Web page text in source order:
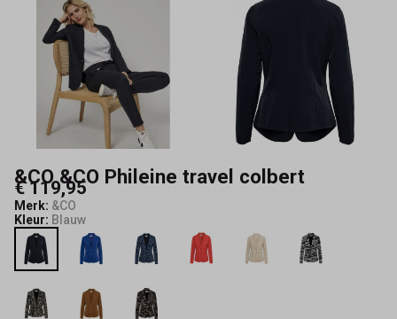
&CO &CO Phileine travel colbert
€ 119,95
Merk: &CO
Kleur: Blauw